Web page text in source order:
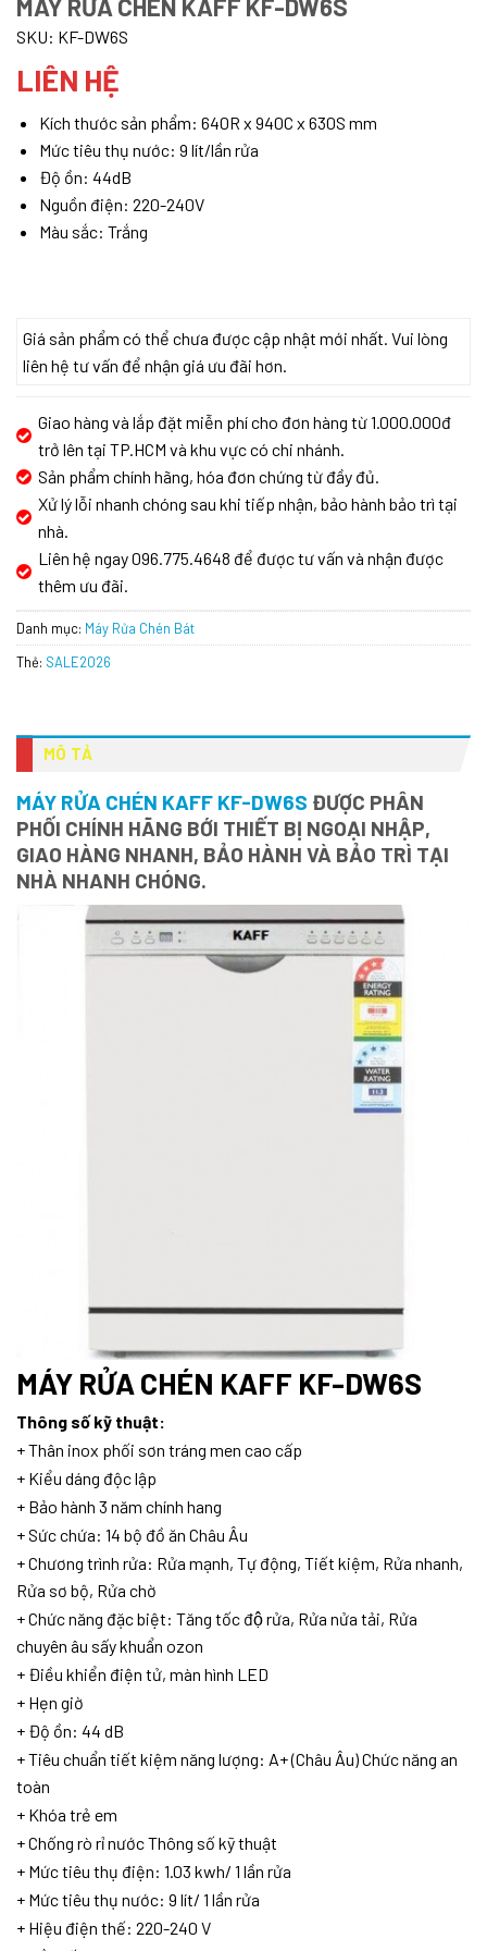
MÁY RỬA CHÉN KAFF KF-DW6S
SKU: KF-DW6S
LIÊN HỆ
Kích thước sản phẩm: 640R x 940C x 630S mm
Mức tiêu thụ nước: 9 lít/lần rửa
Độ ồn: 44dB
Nguồn điện: 220-240V
Màu sắc: Trắng
Giá sản phẩm có thể chưa được cập nhật mới nhất. Vui lòng
liên hệ tư vấn để nhận giá ưu đãi hơn.
Giao hàng và lắp đặt miễn phí cho đơn hàng từ 1.000.000đ
trở lên tại TP.HCM và khu vực có chi nhánh.
Sản phẩm chính hãng, hóa đơn chứng từ đầy đủ.
Xử lý lỗi nhanh chóng sau khi tiếp nhận, bảo hành bảo trì tại
nhà.
Liên hệ ngay 096.775.4648 để được tư vấn và nhận được
thêm ưu đãi.
Danh mục: Máy Rửa Chén Bát
Thẻ: SALE2026
MÔ TẢ
MÁY RỬA CHÉN KAFF KF-DW6S ĐƯỢC PHÂN
PHỐI CHÍNH HÃNG BỚI THIẾT BỊ NGOẠI NHẬP,
GIAO HÀNG NHANH, BẢO HÀNH VÀ BẢO TRÌ TẠI
NHÀ NHANH CHÓNG.
MÁY RỬA CHÉN KAFF KF-DW6S
Thông số kỹ thuật:
+ Thân inox phối sơn tráng men cao cấp
+ Kiểu dáng độc lập
+ Bảo hành 3 năm chính hang
+ Sức chứa: 14 bộ đồ ăn Châu Âu
+ Chương trình rửa: Rửa mạnh, Tự động, Tiết kiệm, Rửa nhanh,
Rửa sơ bộ, Rửa chờ
+ Chức năng đặc biệt: Tăng tốc độ rửa, Rửa nửa tải, Rửa
chuyên âu sấy khuẩn ozon
+ Điều khiển điện tử, màn hình LED
+ Hẹn giờ
+ Độ ồn: 44 dB
+ Tiêu chuẩn tiết kiệm năng lượng: A+ (Châu Âu) Chức năng an
toàn
+ Khóa trẻ em
+ Chống rò rỉ nước Thông số kỹ thuật
+ Mức tiêu thụ điện: 1.03 kwh/ 1 lần rửa
+ Mức tiêu thụ nước: 9 lít/ 1 lần rửa
+ Hiệu điện thế: 220-240 V